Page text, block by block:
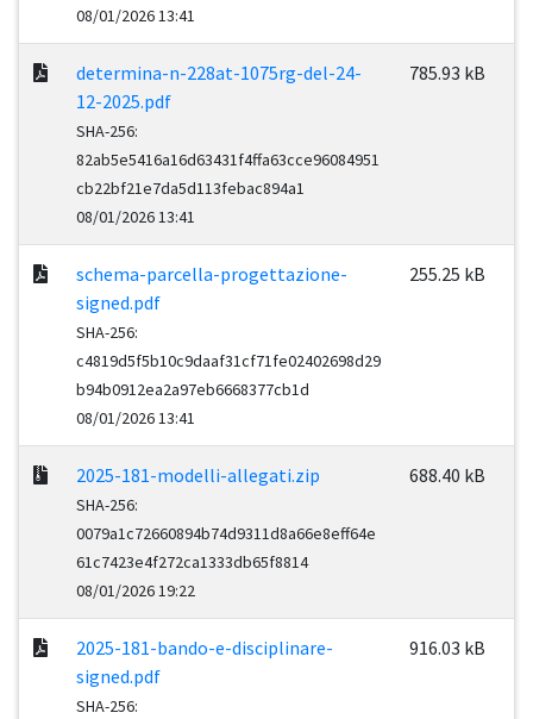
08/01/2026 13:41
determina-n-228at-1075rg-del-24-
12-2025.pdf
SHA-256:
82ab5e5416a16d63431f4ffa63cce96084951
cb22bf21e7da5d113febac894a1
08/01/2026 13:41
785.93 kB
schema-parcella-progettazione-
signed.pdf
SHA-256:
c4819d5f5b10c9daaf31cf71fe02402698d29
b94b0912ea2a97eb6668377cb1d
08/01/2026 13:41
255.25 kB
2025-181-modelli-allegati.zip
SHA-256:
0079a1c72660894b74d9311d8a66e8eff64e
61c7423e4f272ca1333db65f8814
08/01/2026 19:22
688.40 kB
2025-181-bando-e-disciplinare-
signed.pdf
SHA-256:
916.03 kB